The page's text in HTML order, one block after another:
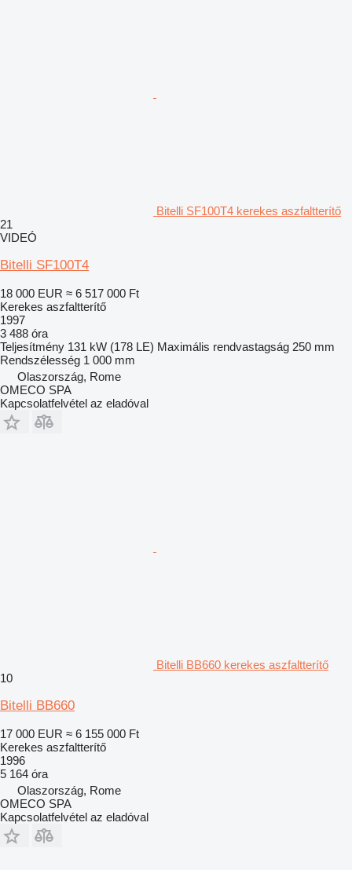
Bitelli SF100T4 kerekes aszfaltterítő
21
VIDEÓ
Bitelli SF100T4
18 000 EUR ≈ 6 517 000 Ft
Kerekes aszfaltterítő
1997
3 488 óra
Teljesítmény 131 kW (178 LE) Maximális rendvastagság 250 mm
Rendszélesség 1 000 mm
Olaszország, Rome
OMECO SPA
Kapcsolatfelvétel az eladóval
Bitelli BB660 kerekes aszfaltterítő
10
Bitelli BB660
17 000 EUR ≈ 6 155 000 Ft
Kerekes aszfaltterítő
1996
5 164 óra
Olaszország, Rome
OMECO SPA
Kapcsolatfelvétel az eladóval